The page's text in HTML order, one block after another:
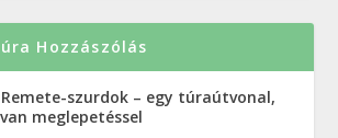
Hozzászólás
Remete-szurdok – egy túraútvonal,
meglepetéssel